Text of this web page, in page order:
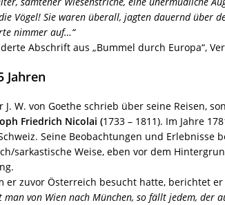
Vögel! Sie waren überall, jagten dauernd über
nimmer auf…“
Abschrift aus „Bummel durch Europa“,
Jahren
J. W. von Goethe schrieb über seine Reisen,
Friedrich Nicolai (1733 – 1811). Im Jahre
Seine Beobachtungen und
sarkastische Weise, eben vor dem
er zuvor Österreich besucht hatte, berichtet er
man von Wien nach München, so fällt jedem, der